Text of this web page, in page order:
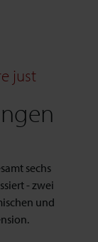
just
sechs
- zwei
und